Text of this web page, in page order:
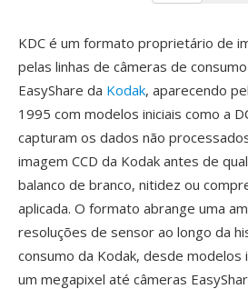
KDC é um formato proprietário de
pelas linhas de câmeras de
EasyShare da Kodak, aparecendo
1995 com modelos iniciais como a
capturam os dados não
imagem CCD da Kodak antes de
balanco de branco, nitidez ou
aplicada. O formato abrange uma
resoluções de sensor ao longo da
consumo da Kodak, desde modelos
um megapixel até câmeras